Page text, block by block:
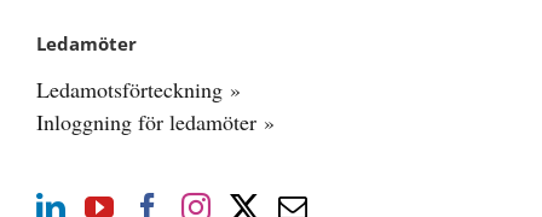
Ledamöter
Ledamotsförteckning »
Inloggning för ledamöter »